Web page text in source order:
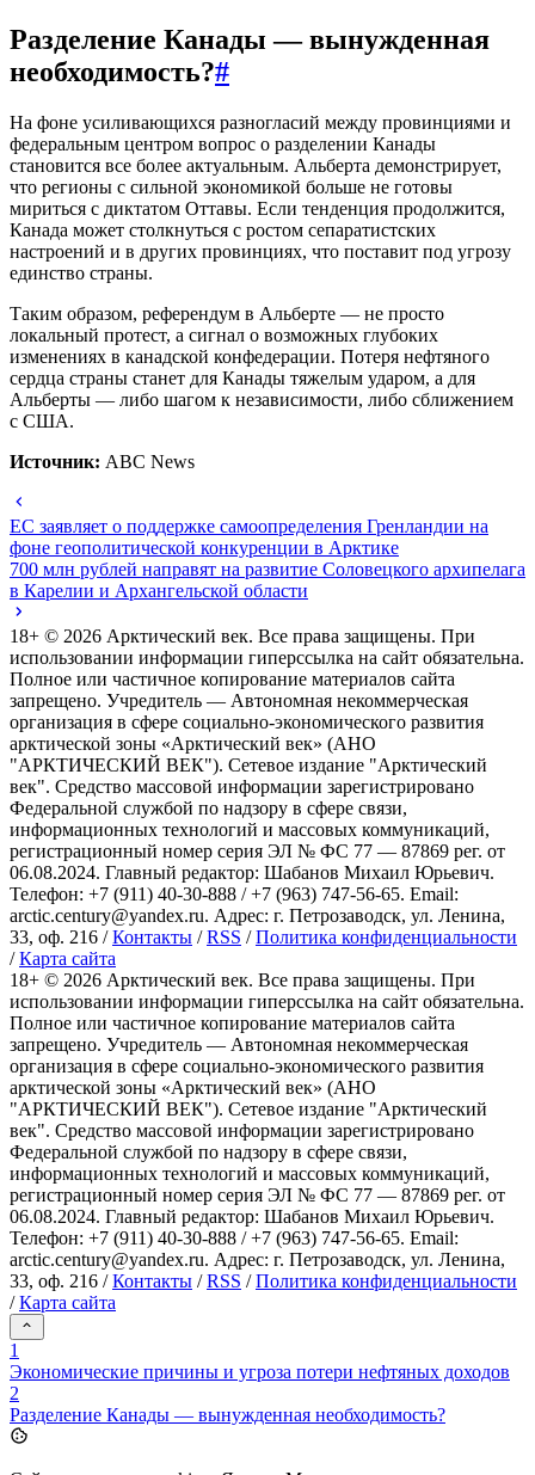
Разделение Канады — вынужденная
необходимость?#
На фоне усиливающихся разногласий между провинциями и
федеральным центром вопрос о разделении Канады
становится все более актуальным. Альберта демонстрирует,
что регионы с сильной экономикой больше не готовы
мириться с диктатом Оттавы. Если тенденция продолжится,
Канада может столкнуться с ростом сепаратистских
настроений и в других провинциях, что поставит под угрозу
единство страны.
Таким образом, референдум в Альберте — не просто
локальный протест, а сигнал о возможных глубоких
изменениях в канадской конфедерации. Потеря нефтяного
сердца страны станет для Канады тяжелым ударом, а для
Альберты — либо шагом к независимости, либо сближением
с США.
Источник: ABC News
ЕС заявляет о поддержке самоопределения Гренландии на
фоне геополитической конкуренции в Арктике
700 млн рублей направят на развитие Соловецкого архипелага
в Карелии и Архангельской области
18+ © 2026 Арктический век. Все права защищены. При
использовании информации гиперссылка на сайт обязательна.
Полное или частичное копирование материалов сайта
запрещено. Учредитель — Автономная некоммерческая
организация в сфере социально-экономического развития
арктической зоны «Арктический век» (АНО
"АРКТИЧЕСКИЙ ВЕК"). Сетевое издание "Арктический
век". Средство массовой информации зарегистрировано
Федеральной службой по надзору в сфере связи,
информационных технологий и массовых коммуникаций,
регистрационный номер серия ЭЛ № ФС 77 — 87869 рег. от
06.08.2024. Главный редактор: Шабанов Михаил Юрьевич.
Телефон: +7 (911) 40-30-888 / +7 (963) 747-56-65. Email:
arctic.century@yandex.ru. Адрес: г. Петрозаводск, ул. Ленина,
33, оф. 216 /Контакты /RSS /Политика конфиденциальности
/Карта сайта
18+ © 2026 Арктический век. Все права защищены. При
использовании информации гиперссылка на сайт обязательна.
Полное или частичное копирование материалов сайта
запрещено. Учредитель — Автономная некоммерческая
организация в сфере социально-экономического развития
арктической зоны «Арктический век» (АНО
"АРКТИЧЕСКИЙ ВЕК"). Сетевое издание "Арктический
век". Средство массовой информации зарегистрировано
Федеральной службой по надзору в сфере связи,
информационных технологий и массовых коммуникаций,
регистрационный номер серия ЭЛ № ФС 77 — 87869 рег. от
06.08.2024. Главный редактор: Шабанов Михаил Юрьевич.
Телефон: +7 (911) 40-30-888 / +7 (963) 747-56-65. Email:
arctic.century@yandex.ru. Адрес: г. Петрозаводск, ул. Ленина,
33, оф. 216 /Контакты /RSS /Политика конфиденциальности
/Карта сайта
1
Экономические причины и угроза потери нефтяных доходов
2
Разделение Канады — вынужденная необходимость?